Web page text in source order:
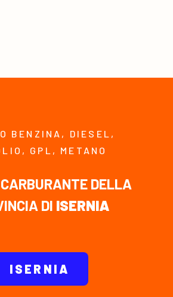
BENZINA, DIESEL,
GPL, METANO
DELLA
DI ISERNIA
ISERNIA